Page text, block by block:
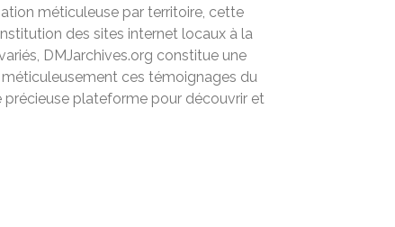
méticuleuse par territoire, cette
des sites internet locaux à la
DMJarchives.org constitue une
ces témoignages du
précieuse plateforme pour découvrir et